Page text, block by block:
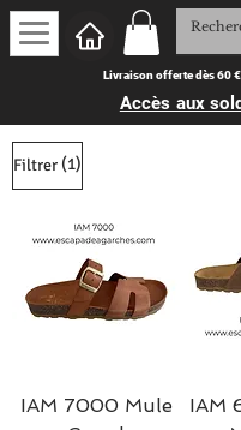
Livraison offerte dès 60
Accès aux
Filtrer (1)
IAM 7000 Mule
IAM